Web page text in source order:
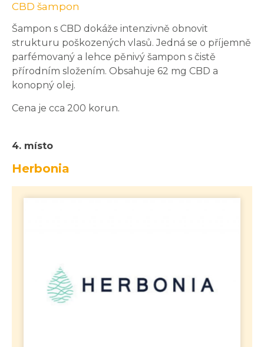
CBD šampon
Šampon s CBD dokáže intenzivně obnovit
strukturu poškozených vlasů. Jedná se o příjemně
parfémovaný a lehce pěnivý šampon s čistě
přírodním složením. Obsahuje 62 mg CBD a
konopný olej.
Cena je cca 200 korun.
4. místo
Herbonia